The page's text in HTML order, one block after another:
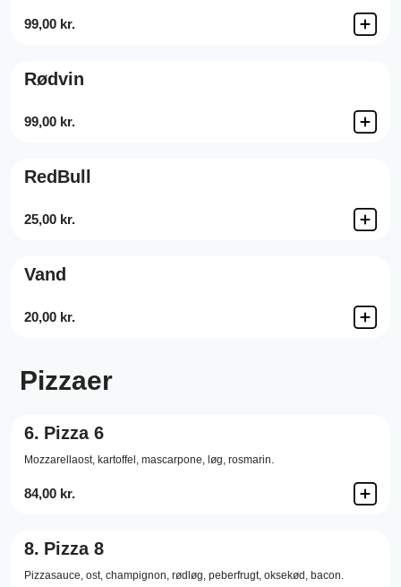
99,00 kr.
Rødvin
99,00 kr.
RedBull
25,00 kr.
Vand
20,00 kr.
Pizzaer
6. Pizza 6
Mozzarellaost, kartoffel, mascarpone, løg, rosmarin.
84,00 kr.
8. Pizza 8
Pizzasauce, ost, champignon, rødløg, peberfrugt, oksekød, bacon.